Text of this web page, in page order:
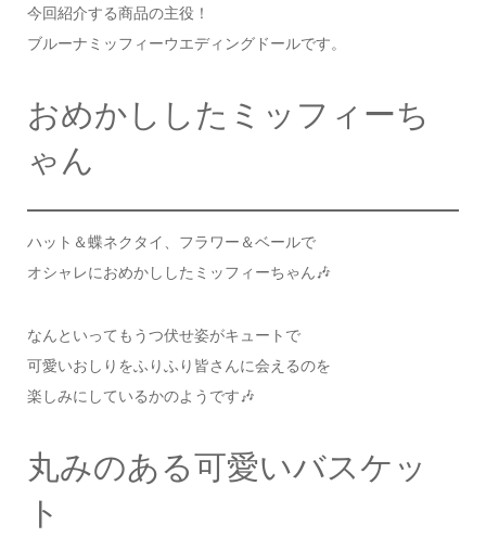
今回紹介する商品の主役！
ブルーナミッフィーウエディングドールです。
おめかししたミッフィーち
ゃん
ハット＆蝶ネクタイ、フラワー＆ベールで
オシャレにおめかししたミッフィーちゃん🎶
なんといってもうつ伏せ姿がキュートで
可愛いおしりをふりふり皆さんに会えるのを
楽しみにしているかのようです🎶
丸みのある可愛いバスケッ
ト